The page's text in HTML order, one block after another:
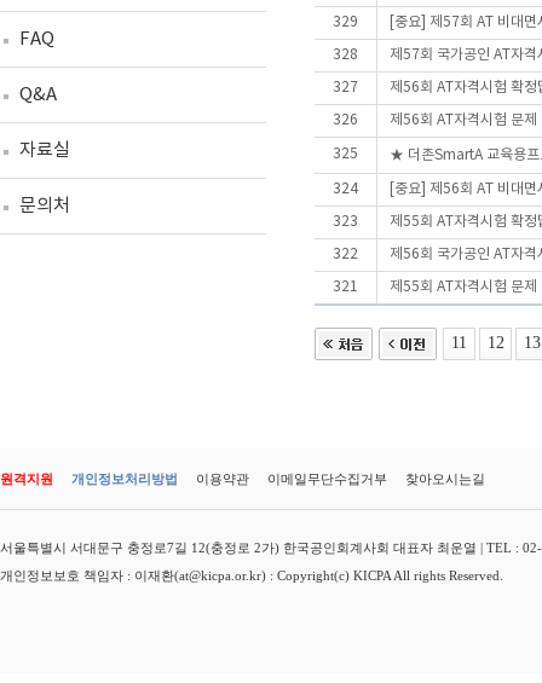
FAQ
Q&A
자료실
문의처
329 [중요] 제57회 AT 비대
328 제57회 국가공인 AT자격
327 제56회 AT자격시험 확정
326 제56회 AT자격시험 문
325 ★ 더존SmartA 교육용
324 [중요] 제56회 AT 비대
323 제55회 AT자격시험 확정
322 제56회 국가공인 AT자격
321 제55회 AT자격시험 문
11 12 13
원격지원 개인정보처리방법 이용약관 이메일무단수집거부 찾아오시는길
서울특별시 서대문구 충정로7길 12(충정로 2가) 한국공인회계사회 대표자 최운열 | TEL :
개인정보보호 책임자 : 이재환(at@kicpa.or.kr) : Copyright(c) KICPA All rights Reserved.